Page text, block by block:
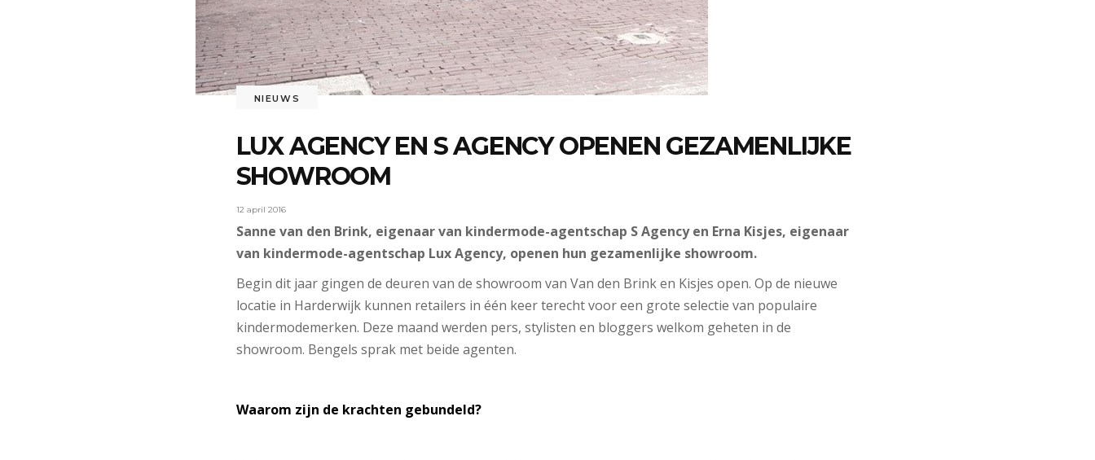
NIEUWS
LUX AGENCY EN S AGENCY OPENEN GEZAMENLIJKE
SHOWROOM
12 april 2016
Sanne van den Brink, eigenaar van kindermode-agentschap S Agency en Erna Kisjes, eigenaar
van kindermode-agentschap Lux Agency, openen hun gezamenlijke showroom.
Begin dit jaar gingen de deuren van de showroom van Van den Brink en Kisjes open. Op de nieuwe
locatie in Harderwijk kunnen retailers in één keer terecht voor een grote selectie van populaire
kindermodemerken. Deze maand werden pers, stylisten en bloggers welkom geheten in de
showroom. Bengels sprak met beide agenten.
Waarom zijn de krachten gebundeld?